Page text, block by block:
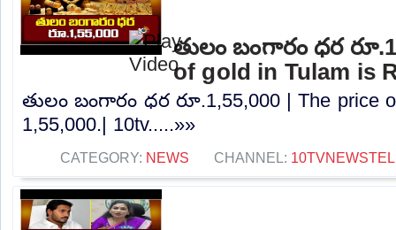
తులం బంగారం ధర
of gold in Tulam is
తులం బంగారం ధర రూ.1,55,000 | The price
1,55,000.| 10tv.....»»
CATEGORY: NEWS CHANNEL: